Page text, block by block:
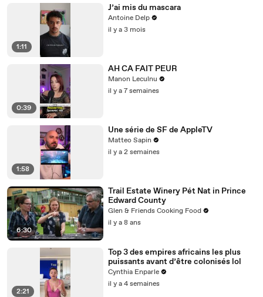
1:11
J’ai mis du mascara
Antoine Delp
il y a 3 mois
0:39
AH CA FAIT PEUR
Manon Leculnu
il y a 7 semaines
1:58
Une série de SF de AppleTV
Matteo Sapin
il y a 2 semaines
6:30
Trail Estate Winery Pét Nat in Prince
Edward County
Glen & Friends Cooking Food
il y a 8 ans
2:21
Top 3 des empires africains les plus
puissants avant d’être colonisés lol
Cynthia Enparle
il y a 4 semaines